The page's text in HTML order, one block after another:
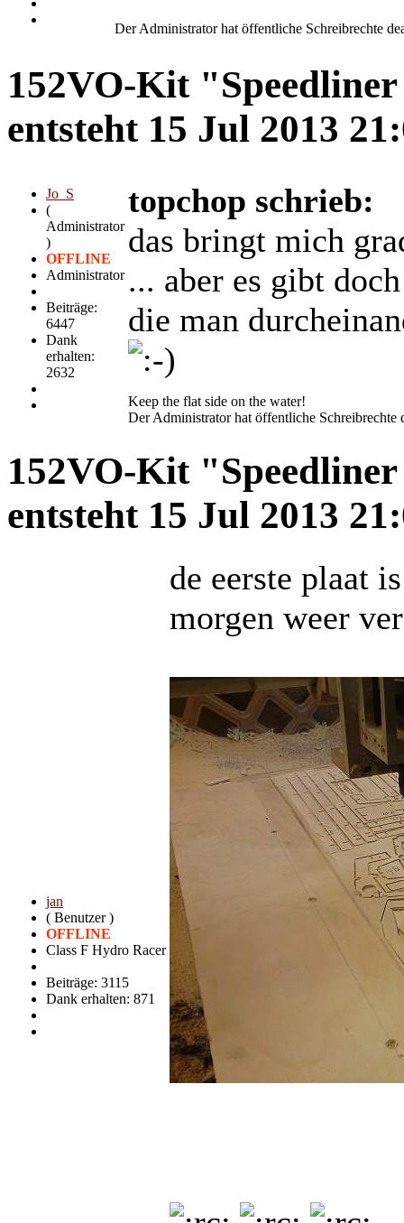
Der Administrator hat öffentliche Schreibrechte
152VO-Kit
entsteht 15 Jul 2013
Jo_S
(
Administrator
)
OFFLINE
Administrator
Beiträge:
6447
Dank
erhalten:
2632
topchop schrieb:
das bringt mich
... aber es gibt
die man
Keep the flat side on the water!
Der Administrator hat öffentliche Schreibrechte
152VO-Kit
entsteht 15 Jul 2013
jan
( Benutzer )
OFFLINE
Class F Hydro Racer
Beiträge: 3115
Dank erhalten: 871
de eerste plaat
morgen weer